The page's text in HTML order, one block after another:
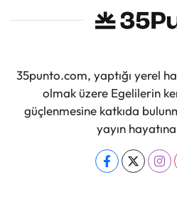
35punto.com, yaptığı yerel
olmak üzere Egelilerin
güçlenmesine katkıda
yayın